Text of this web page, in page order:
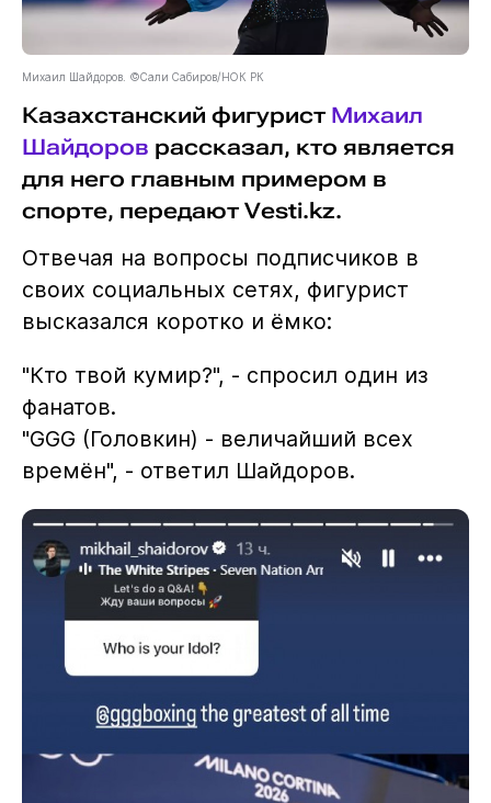
Михаил Шайдоров. ©Сали Сабиров/НОК РК
Казахстанский фигурист Михаил
Шайдоров рассказал, кто является
для него главным примером в
спорте, передают Vesti.kz.
Отвечая на вопросы подписчиков в
своих социальных сетях, фигурист
высказался коротко и ёмко:
"Кто твой кумир?", - спросил один из
фанатов.
"GGG (Головкин) - величайший всех
времён", - ответил Шайдоров.